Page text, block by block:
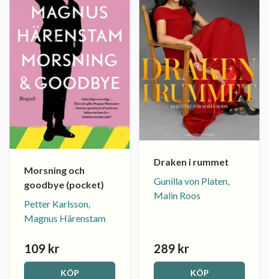
Morsning och
goodbye (pocket)
Petter Karlsson,
Magnus Härenstam
109 kr
KÖP
Draken i rummet
Gunilla von Platen,
Malin Roos
289 kr
KÖP